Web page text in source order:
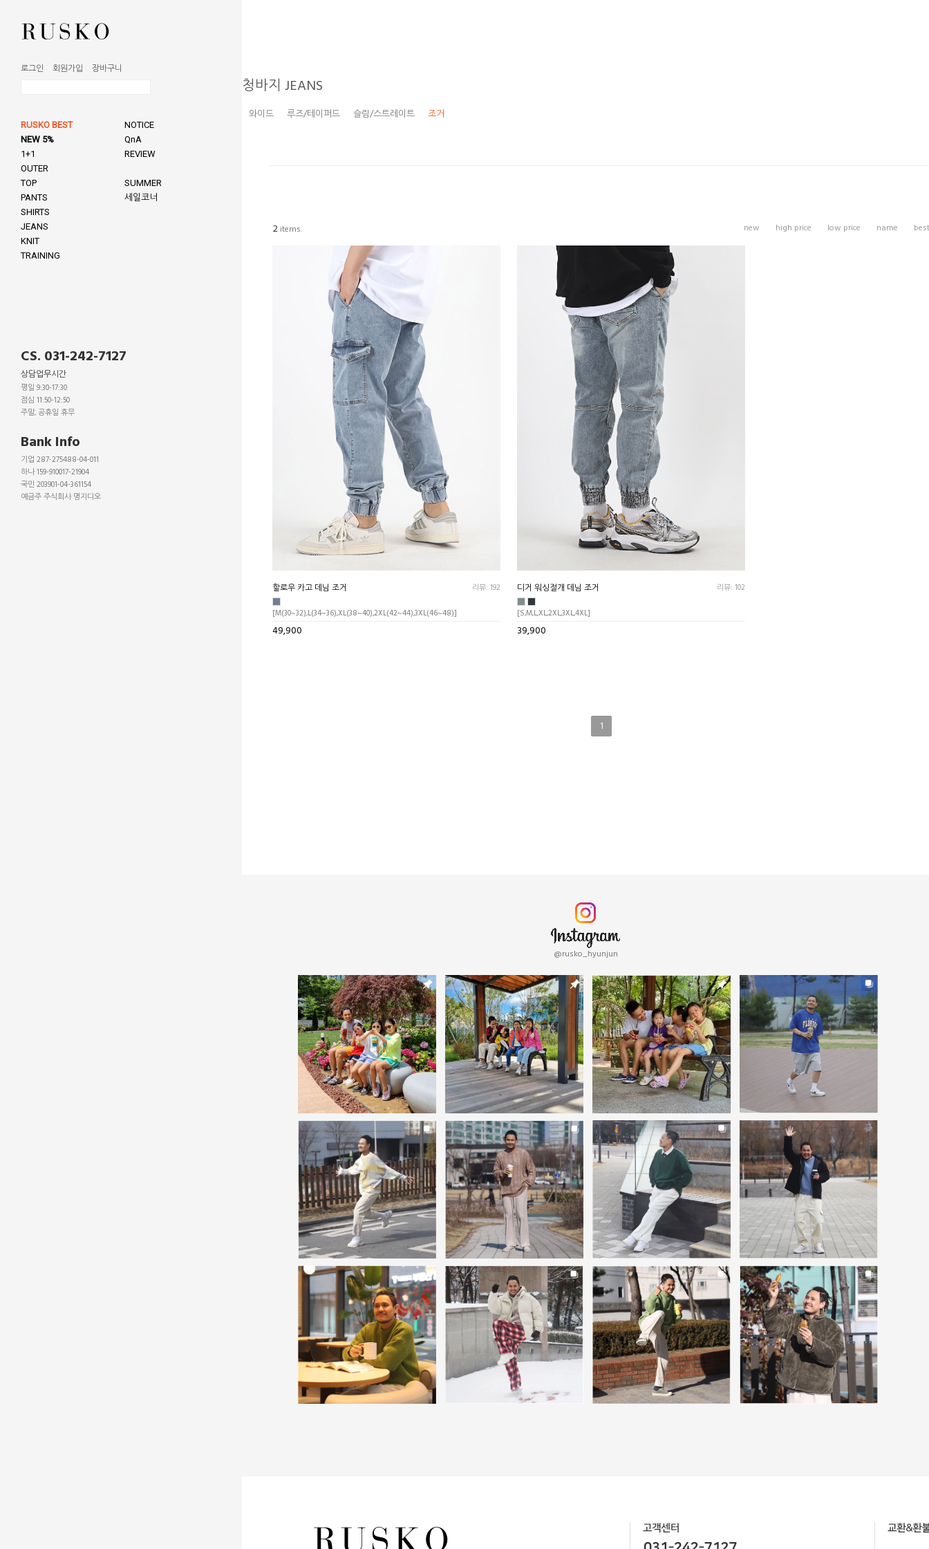
로그인 회원가입 장바구니
RUSKO BEST
NEW 5%
1+1
OUTER
TOP
PANTS
SHIRTS
JEANS
KNIT
TRAINING
NOTICE
QnA
REVIEW
SUMMER
세일코너
CS. 031-242-7127
상담업무시간
평일 9:30-17:30
점심 11:50-12:50
주말, 공휴일 휴무
Bank Info
기업 287-275488-04-011
하나 159-910017-21904
국민 203901-04-361154
예금주 주식회사 명지디오
청바지 JEANS
와이드 루즈/테이퍼드 슬림/스트레이트 조거
new high price low price name best
2 items.
할로우 카고 데님 조거 리뷰: 192
[M(30~32),L(34~36),XL(38~40),2XL(42~44),3XL(46~48)]
49,900
디거 워싱절개 데님 조거 리뷰: 102
[S,M,L,XL,2XL,3XL,4XL]
39,900
1
@rusko_hyunjun